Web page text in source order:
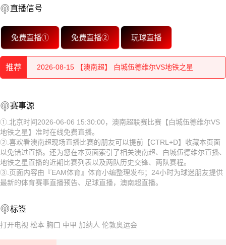
直播信号
免费直播① 免费直播② 玩球直播
推荐
2026-08-15 【澳南超】 白城伍德维尔VS地铁之星
2026-08-15 【澳南超】 白城伍德维尔VS地铁之星
2026-08-15 【澳南超】 白城伍德维尔VS地铁之星
2026-08-15 【澳南超】 白城伍德维尔VS地铁之星
2026-08-15 【澳南超】 白城伍德维尔VS地铁之星
2026-08-15 【澳南超】 白城伍德维尔VS地铁之星
2026-08-15 【澳南超】 白城伍德维尔VS地铁之星
2026-08-15 【澳南超】 白城伍德维尔VS地铁之星
2026-08-15 【澳南超】 白城伍德维尔VS地铁之星
赛事源
①.北京时间2026-06-06 15:30:00，澳南超联赛比赛【白城伍德维尔VS
地铁之星】准时在线免费直播。
②.喜欢看澳南超现场直播比赛的朋友可以提前【CTRL+D】收藏本页面
以免错过直播。还为您在本页面索引了相关澳南超、白城伍德维尔直播、
地铁之星直播的近期比赛列表以及两队历史交锋、两队赛程。
③.页面内容由『EAM体育』体育小编整理发布；24小时为球迷朋友提供
最新的体育赛事直播预告、足球直播，澳南超直播。
标签
打开电视 松本 胸口 中甲 加纳人 伦敦奥运会